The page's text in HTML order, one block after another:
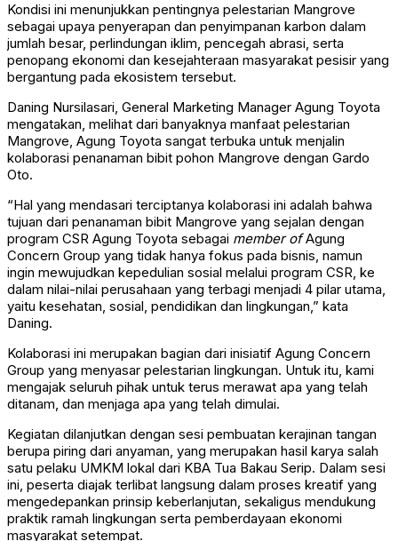
Kondisi ini menunjukkan pentingnya pelestarian Mangrove
sebagai upaya penyerapan dan penyimpanan karbon dalam
jumlah besar, perlindungan iklim, pencegah abrasi, serta
penopang ekonomi dan kesejahteraan masyarakat pesisir yang
bergantung pada ekosistem tersebut.
Daning Nursilasari, General Marketing Manager Agung Toyota
mengatakan, melihat dari banyaknya manfaat pelestarian
Mangrove, Agung Toyota sangat terbuka untuk menjalin
kolaborasi penanaman bibit pohon Mangrove dengan Gardo
Oto.
“Hal yang mendasari terciptanya kolaborasi ini adalah bahwa
tujuan dari penanaman bibit Mangrove yang sejalan dengan
program CSR Agung Toyota sebagai member ofAgung
Concern Group yang tidak hanya fokus pada bisnis, namun
ingin mewujudkan kepedulian sosial melalui program CSR, ke
dalam nilai-nilai perusahaan yang terbagi menjadi 4 pilar utama,
yaitu kesehatan, sosial, pendidikan dan lingkungan,” kata
Daning.
Kolaborasi ini merupakan bagian dari inisiatif Agung Concern
Group yang menyasar pelestarian lingkungan. Untuk itu, kami
mengajak seluruh pihak untuk terus merawat apa yang telah
ditanam, dan menjaga apa yang telah dimulai.
Kegiatan dilanjutkan dengan sesi pembuatan kerajinan tangan
berupa piring dari anyaman, yang merupakan hasil karya salah
satu pelaku UMKM lokal dari KBA Tua Bakau Serip. Dalam sesi
ini, peserta diajak terlibat langsung dalam proses kreatif yang
mengedepankan prinsip keberlanjutan, sekaligus mendukung
praktik ramah lingkungan serta pemberdayaan ekonomi
masyarakat setempat.